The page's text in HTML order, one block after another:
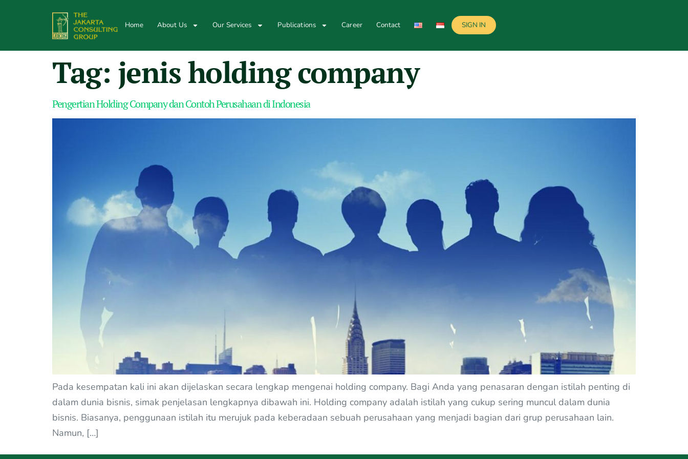
Home About Us Our Services Publications Career Contact SIGN IN
Tag: jenis holding company
Pengertian Holding Company dan Contoh Perusahaan di Indonesia
Pada kesempatan kali ini akan dijelaskan secara lengkap mengenai holding company. Bagi Anda yang penasaran dengan istilah penting di
dalam dunia bisnis, simak penjelasan lengkapnya dibawah ini. Holding company adalah istilah yang cukup sering muncul dalam dunia
bisnis. Biasanya, penggunaan istilah itu merujuk pada keberadaan sebuah perusahaan yang menjadi bagian dari grup perusahaan lain.
Namun, […]